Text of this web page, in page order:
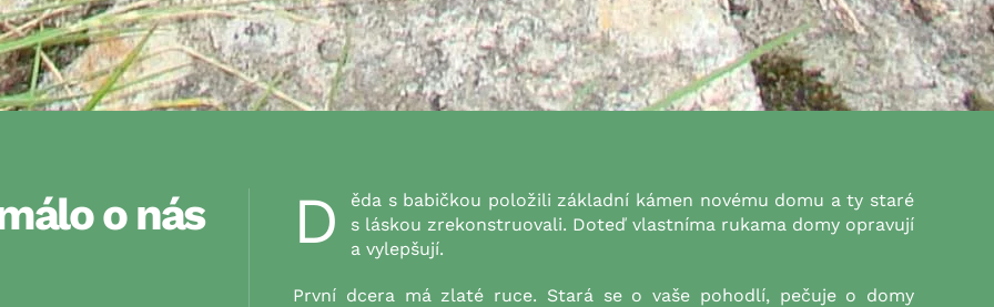
o nás D
ěda s babičkou položili základní kámen novému domu a ty staré
s láskou zrekonstruovali. Doteď vlastníma rukama domy opravují
a vylepšují.
První dcera má zlaté ruce. Stará se o vaše pohodlí, pečuje o domy